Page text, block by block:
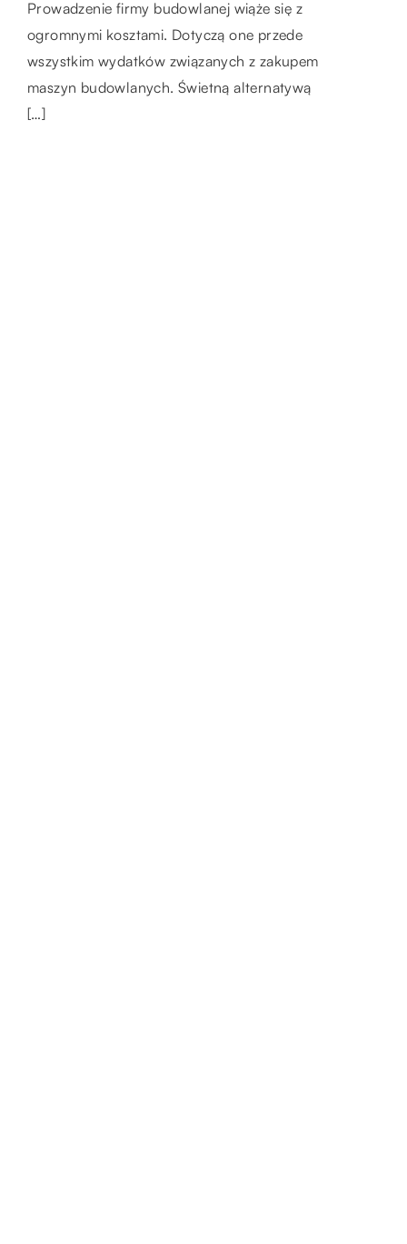
zmianą aranżacji swojego […]
Prowadzenie firmy budowlanej wiąże się z
ogromnymi kosztami. Dotyczą one przede
wszystkim wydatków związanych z zakupem
maszyn budowlanych. Świetną alternatywą
[…]